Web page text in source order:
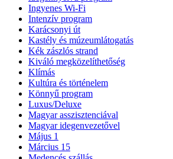
Ingyenes Wi-Fi
Intenzív program
Karácsonyi út
Kastély és múzeumlátogatás
Kék zászlós strand
Kiváló megközelíthetőség
Klímás
Kultúra és történelem
Könnyű program
Luxus/Deluxe
Magyar asszisztenciával
Magyar idegenvezetővel
Május 1
Március 15